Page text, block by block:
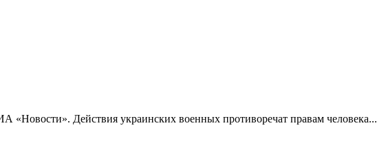
Действия украинских военных противоречат правам человека...